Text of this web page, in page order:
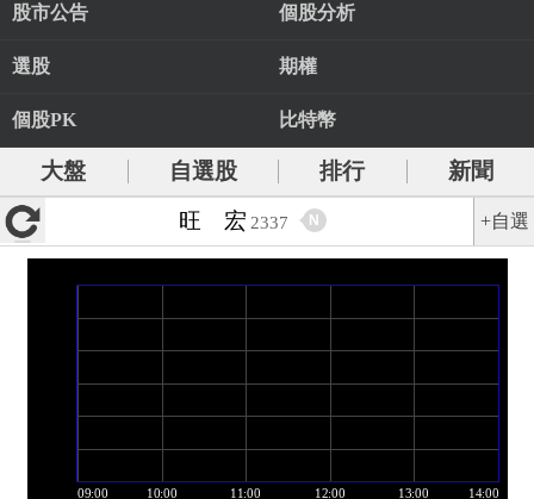
股市公告 個股分析
選股 期權
個股PK 比特幣
大盤 自選股 排行
新聞
旺 宏 2337 N +自選